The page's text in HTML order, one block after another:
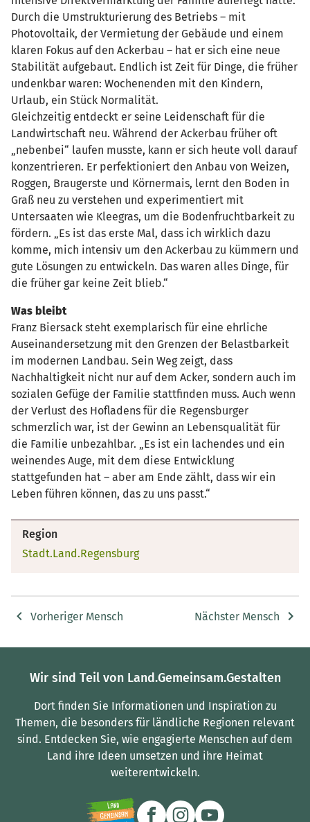
Durch die Umstrukturierung des Betriebs – mit
Photovoltaik, der Vermietung der Gebäude und einem
klaren Fokus auf den Ackerbau – hat er sich eine neue
Stabilität aufgebaut. Endlich ist Zeit für Dinge, die früher
undenkbar waren: Wochenenden mit den Kindern,
Urlaub, ein Stück Normalität.
Gleichzeitig entdeckt er seine Leidenschaft für die
Landwirtschaft neu. Während der Ackerbau früher oft
„nebenbei“ laufen musste, kann er sich heute voll darauf
konzentrieren. Er perfektioniert den Anbau von Weizen,
Roggen, Braugerste und Körnermais, lernt den Boden in
Graß neu zu verstehen und experimentiert mit
Untersaaten wie Kleegras, um die Bodenfruchtbarkeit zu
fördern. „Es ist das erste Mal, dass ich wirklich dazu
komme, mich intensiv um den Ackerbau zu kümmern und
gute Lösungen zu entwickeln. Das waren alles Dinge, für
die früher gar keine Zeit blieb.“
Was bleibt
Franz Biersack steht exemplarisch für eine ehrliche
Auseinandersetzung mit den Grenzen der Belastbarkeit
im modernen Landbau. Sein Weg zeigt, dass
Nachhaltigkeit nicht nur auf dem Acker, sondern auch im
sozialen Gefüge der Familie stattfinden muss. Auch wenn
der Verlust des Hofladens für die Regensburger
schmerzlich war, ist der Gewinn an Lebensqualität für
die Familie unbezahlbar. „Es ist ein lachendes und ein
weinendes Auge, mit dem diese Entwicklung
stattgefunden hat – aber am Ende zählt, dass wir ein
Leben führen können, das zu uns passt.“
Region
Stadt.Land.Regensburg
Vorheriger Mensch Nächster Mensch
Wir sind Teil von Land.Gemeinsam.Gestalten
Dort finden Sie Informationen und Inspiration zu
Themen, die besonders für ländliche Regionen relevant
sind. Entdecken Sie, wie engagierte Menschen auf dem
Land ihre Ideen umsetzen und ihre Heimat
weiterentwickeln.